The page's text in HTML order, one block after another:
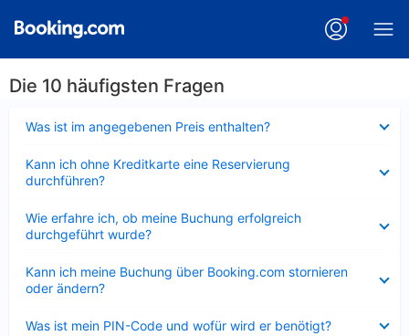
Die 10 häufigsten Fragen
Was ist im angegebenen Preis enthalten?
Kann ich ohne Kreditkarte eine Reservierung
durchführen?
Wie erfahre ich, ob meine Buchung erfolgreich
durchgeführt wurde?
Kann ich meine Buchung über Booking.com stornieren
oder ändern?
Was ist mein PIN-Code und wofür wird er benötigt?